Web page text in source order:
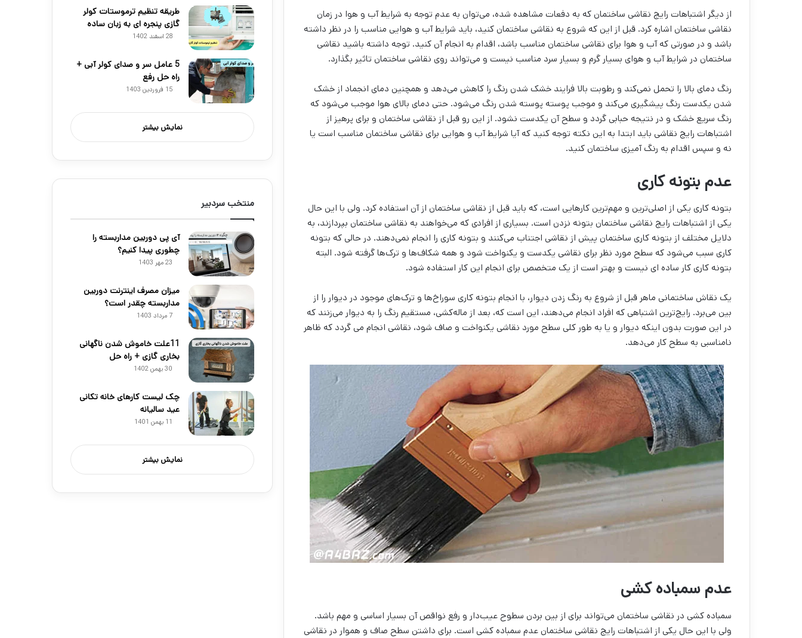
از دیگر اشتباهات رایج نقاشی ساختمان که به دفعات مشاهده شده، می‌‌توان به عدم توجه به شرایط آب و هوا در زمان
نقاشی ساختمان اشاره کرد. قبل از این که شروع به نقاشی ساختمان کنید، باید شرایط آب و هوایی مناسب را در نظر داشته
باشد و در صورتی که آب و هوا برای نقاشی ساختمان مناسب باشد، اقدام به انجام آن کنید. توجه داشته باشید نقاشی
ساختمان در شرایط آب و هوای بسیار گرم و بسیار سرد مناسب نیست و می‌‌تواند روی نقاشی ساختمان تاثیر بگذارد.
رنگ دمای بالا را تحمل نمی‌‌کند و رطوبت بالا فرایند خشک شدن رنگ را کاهش می‌‌دهد و همچنین دمای انجماد از خشک
شدن یکدست رنگ پیشگیری می‌کند و موجب پوسته پوسته شدن رنگ می‌‌شود. حتی دمای بالای هوا موجب می‌‌شود که
رنگ سریع خشک و در نتیجه حبابی گردد و سطح آن یکدست نشود. از این رو قبل از نقاشی ساختمان و برای پرهیز از
اشتباهات رایج نقاشی باید ابتدا به این نکته توجه کنید که آیا شرایط آب و هوایی برای نقاشی ساختمان مناسب است یا
نه و سپس اقدام به رنگ آمیزی ساختمان کنید.
عدم بتونه کاری
بتونه کاری یکی از اصلی‌‌ترین و مهم‌‌ترین کارهایی است، که باید قبل از نقاشی ساختمان از آن استفاده کرد. ولی با این حال
یکی از اشتباهات رایج نقاشی ساختمان بتونه نزدن است. بسیاری از افرادی که می‌‌خواهند به نقاشی ساختمان بپردازند، به
دلایل مختلف از بتونه کاری ساختمان پیش از نقاشی اجتناب می‌‌کنند و بتونه کاری را انجام نمی‌‌دهند. در حالی که بتونه
کاری سبب می‌‌شود که سطح مورد نظر برای نقاشی یکدست و یکنواخت شود و همه شکاف‌ها و ترک‌‌ها گرفته شود. البته
بتونه کاری کار ساده ای نیست و بهتر است از یک متخصص برای انجام این کار استفاده شود.
یک نقاش ساختمانی ماهر قبل از شروع به رنگ زدن دیوار، با انجام بتونه کاری سوراخ‌ها و ترک‌‌های موجود در دیوار را از
بین می‌‌برد. رایج‌‌ترین اشتباهی که افراد انجام می‌‌دهند، این است که، بعد از ماله‌کشی، مستقیم رنگ را به دیوار می‌‌زنند که
در این صورت بدون اینکه دیوار و یا به طور کلی سطح مورد نقاشی یکنواخت و صاف شود، نقاشی انجام می گردد که ظاهر
نامناسبی به سطح کار می‌‌دهد.
عدم سمباده کشی
سمباده کشی در نقاشی ساختمان می‌‌تواند برای از بین بردن سطوح عیب‌‌دار و رفع نواقص آن بسیار اساسی و مهم باشد.
ولی با این حال یکی از اشتباهات رایج نقاشی ساختمان عدم سمباده کشی است. برای داشتن سطح صاف و هموار در نقاشی
طریقه تنظیم ترموستات کولر
گازی پنجره ای به زبان ساده
28 اسفند 1402
5 عامل سر و صدای کولر آبی +
راه حل رفع
15 فروردین 1403
نمایش بیشتر
منتخب سردبیر
آی پی دوربین مداربسته را
چطوری پیدا کنیم؟
23 مهر 1403
میزان مصرف اینترنت دوربین
مداربسته چقدر است؟
7 مرداد 1403
11علت خاموش شدن ناگهانی
بخاری گازی + راه حل
30 بهمن 1402
چک لیست کارهای خانه تکانی
عید سالیانه
11 بهمن 1401
نمایش بیشتر